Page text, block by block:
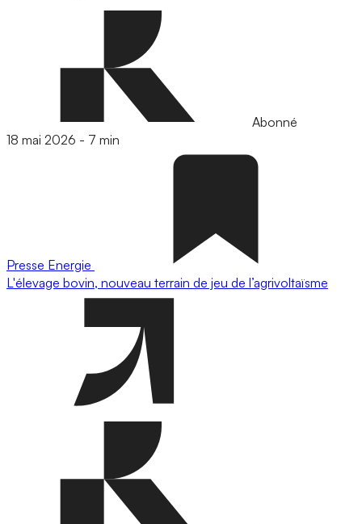
Abonné
18 mai 2026 - 7 min
Presse Energie
L'élevage bovin, nouveau terrain de jeu de l’agrivoltaïsme